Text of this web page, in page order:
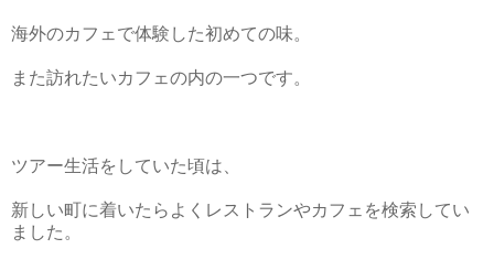
海外のカフェで体験した初めての味。
また訪れたいカフェの内の一つです。
ツアー生活をしていた頃は、
新しい町に着いたらよくレストランやカフェを検索してい
ました。